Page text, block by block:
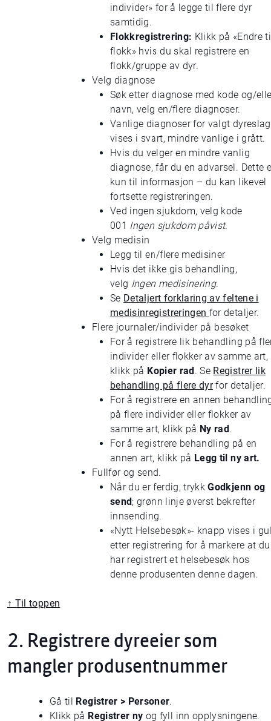
individer» for å legge til flere dyr
samtidig.
Flokkregistrering: Klikk på «Endre
flokk» hvis du skal registrere en
flokk/gruppe av dyr.
Velg diagnose
Søk etter diagnose med kode og/
navn, velg en/flere diagnoser.
Vanlige diagnoser for valgt dyreslag
vises i svart, mindre vanlige i grått.
Hvis du velger en mindre vanlig
diagnose, får du en advarsel. Dette
kun til informasjon – du kan likevel
fortsette registreringen.
Ved ingen sjukdom, velg kode
001 Ingen sjukdom påvist.
Velg medisin
Legg til en/flere medisiner
Hvis det ikke gis behandling,
velg Ingen medisinering.
Se Detaljert forklaring av feltene i
medisinregistreringen for detaljer.
Flere journaler/individer på besøket
For å registrere lik behandling på
individer eller flokker av samme art,
klikk på Kopier rad . Se Registrer lik
behandling på flere dyrfor detaljer.
For å registrere en annen
på flere individer eller flokker av
samme art, klikk på Ny rad .
For å registrere behandling på en
annen art, klikk på Legg til ny art.
Fullfør og send.
Når du er ferdig, trykkGodkjenn og
send ; grønn linje øverst bekrefter
innsending.
«Nytt Helsebesøk»- knapp vises i
etter registrering for å markere at du
har registrert et helsebesøk hos
denne produsenten denne dagen.
↑ Til toppen
2. Registrere dyreeier som
mangler produsentnummer
Gå til Registrer > Personer.
Klikk på Registrer ny og fyll inn opplysningene.